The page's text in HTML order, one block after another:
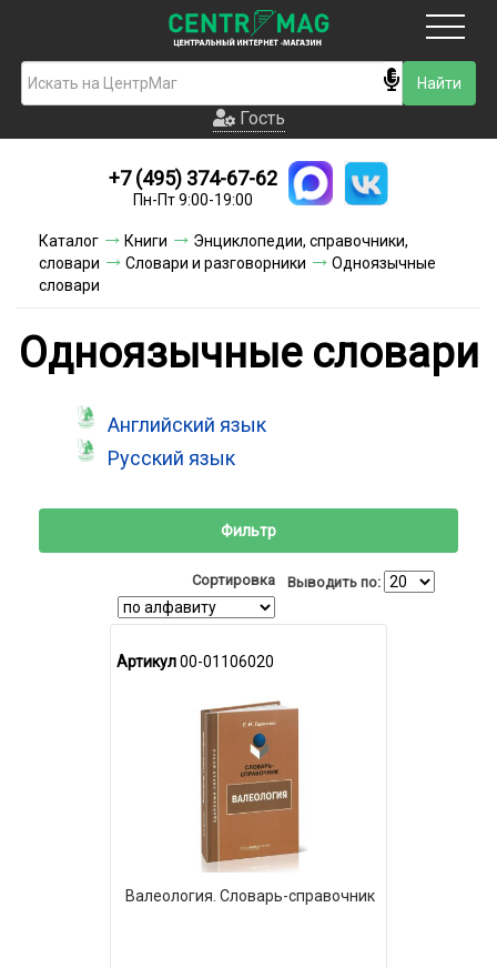
Гость
Новинки
Условия доставки
Гость
+7 (495) 374-67-62
Пн-Пт 9:00-19:00
Каталог Книги
Энциклопедии, справочники,
словари
Словари и разговорники
Одноязычные
словари
Одноязычные словари
Английский язык
Русский язык
Фильтр
Сортировка Выводить по:
Артикул00-01106020
Валеология. Словарь-справочник